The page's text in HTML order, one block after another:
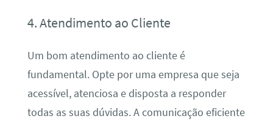
4. Atendimento ao Cliente
Um bom atendimento ao cliente é
fundamental. Opte por uma empresa que seja
acessível, atenciosa e disposta a responder
todas as suas dúvidas. A comunicação eficiente